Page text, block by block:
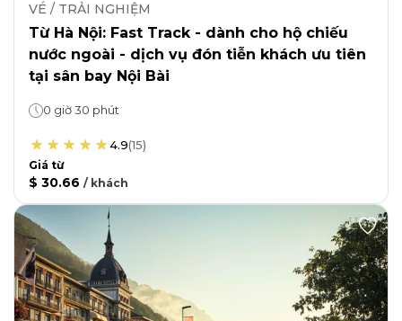
VÉ / TRẢI NGHIỆM
Từ Hà Nội: Fast Track - dành cho hộ chiếu
nước ngoài - dịch vụ đón tiễn khách ưu tiên
tại sân bay Nội Bài
0 giờ 30 phút
4.9(15)
Giá từ
$ 30.66 / khách